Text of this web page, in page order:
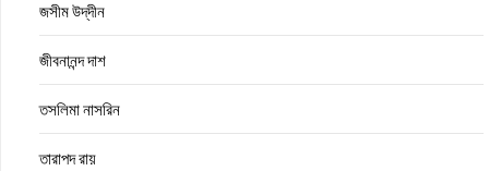
জসীম উদ্‌দীন
জীবনানন্দ দাশ
তসলিমা নাসরিন
তারাপদ রায়